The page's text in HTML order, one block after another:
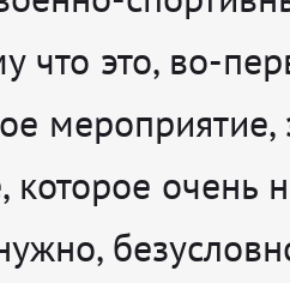
что это, во-
мероприятие,
которое очень